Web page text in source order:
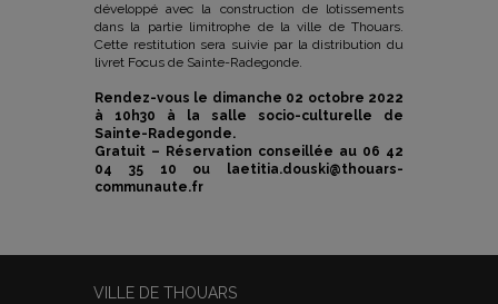
développé avec la construction de lotissements
dans la partie limitrophe de la ville de Thouars.
Cette restitution sera suivie par la distribution du
livret Focus de Sainte-Radegonde.
Rendez-vous le dimanche 02 octobre 2022
à 10h30 à la salle socio-culturelle de
Sainte-Radegonde.
Gratuit – Réservation conseillée au 06 42
04 35 10 ou laetitia.douski@thouars-
communaute.fr
VILLE DE THOUARS